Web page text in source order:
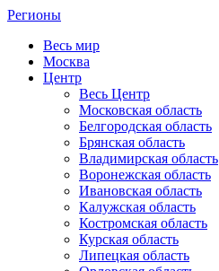
Регионы
Весь мир
Москва
Центр
Весь Центр
Московская область
Белгородская область
Брянская область
Владимирская область
Воронежская область
Ивановская область
Калужская область
Костромская область
Курская область
Липецкая область